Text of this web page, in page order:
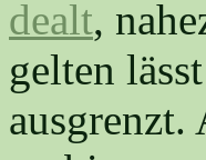
dealt,
gelten